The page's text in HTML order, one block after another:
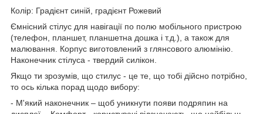
Колір: Градієнт синій, градієнт Рожевий
Ємнісний стілус для навігації по полю мобільного пристрою
(телефон, планшет, планшетна дошка і т.д.), а також для
малювання. Корпус виготовлений з глянсового алюмінію.
Наконечник стілуса - твердий силікон.
Якщо ти зрозумів, що стилус - це те, що тобі дійсно потрібно,
то ось кілька порад щодо вибору:
- М'який наконечник – щоб уникнути появи подряпин на